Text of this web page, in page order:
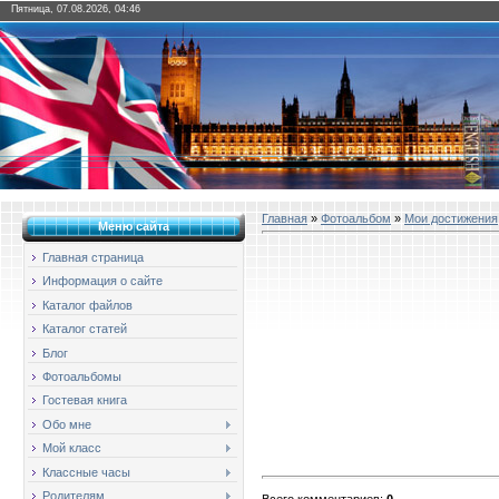
Пятница, 07.08.2026, 04:46
Меню сайта
Главная страница
Информация о сайте
Каталог файлов
Каталог статей
Блог
Фотоальбомы
Гостевая книга
Обо мне
Мой класс
Классные часы
Родителям
Главная » Фотоальбом » Мои достижения